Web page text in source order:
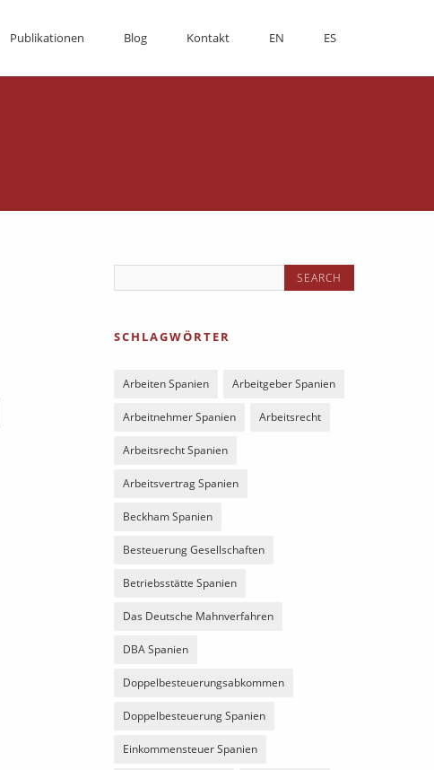
Publikationen Blog Kontakt EN ES
SCHLAGWÖRTER
Arbeiten Spanien Arbeitgeber Spanien
Arbeitnehmer Spanien Arbeitsrecht
Arbeitsrecht Spanien
Arbeitsvertrag Spanien
Beckham Spanien
Besteuerung Gesellschaften
Betriebsstätte Spanien
Das Deutsche Mahnverfahren
DBA Spanien
Doppelbesteuerungsabkommen
Doppelbesteuerung Spanien
Einkommensteuer Spanien